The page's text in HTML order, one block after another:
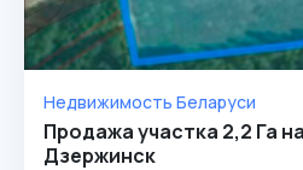
Недвижимость Беларуси
Продажа участка 2,2 Га
Дзержинск